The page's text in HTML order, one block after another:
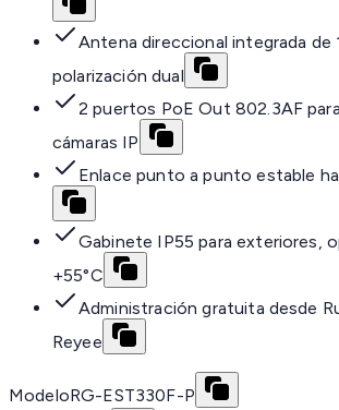
Antena direccional integrada de
polarización dual
2 puertos PoE Out 802.3AF
cámaras IP
Enlace punto a punto estable
Gabinete IP55 para exteriores,
+55°C
Administración gratuita desde
Reyee
ModeloRG-EST330F-P